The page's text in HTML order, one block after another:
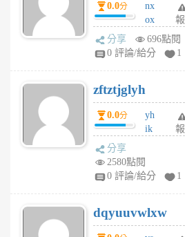
月
前
0.0分
nx
ox
rh
pe
月
前
報
分享
696點閱
0 評論/給分
1
zftztjglyh
0.0分
yh
ik
tu
6
個
報
分享
2580點閱
0 評論/給分
1
dqyuuvwlxw